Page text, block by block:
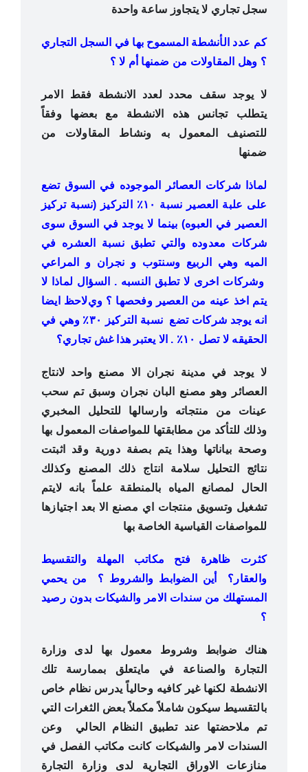
سجل تجاري لا يتجاوز ساعة واحدة
كم عدد الأنشطة المسموح بها في السجل التجاري
؟ وهل المقاولات من ضمنها أم لا ؟
لا يوجد سقف محدد لعدد الانشطة فقط الامر
يتطلب تجانس هذه الانشطة مع بعضها وفقاً
للتصنيف المعمول به ونشاط المقاولات من
ضمنها
لماذا شركات العصائر الموجوده في السوق تضع
على علبة العصير نسبة ١٠٪ التركيز (نسبة تركيز
العصير في العبوه) بينما لا يوجد في السوق سوى
شركات معدوده والتي تطبق نسبة العشره في
الميه وهي الربيع وسنتوب و نجران و المراعي
وشركات اخرى لا تطبق النسبه . السؤال لماذا لا
يتم اخذ عينه من العصير وفحصها ؟ ويﻻحظ ايضا
انه يوجد شركات تضع نسبة التركيز ٣٠٪ وهي في
الحقيقه لا تصل ١٠٪ . الا يعتبر هذا غش تجاري؟
لا يوجد في مدينة نجران الا مصنع واحد لانتاج
العصائر وهو مصنع البان نجران وسبق تم سحب
عينات من منتجاته وارسالها للتحليل المخبري
وذلك للتأكد من مطابقتها للمواصفات المعمول بها
وصحة بياناتها وهذا يتم بصفة دورية وقد اثبتت
نتائج التحليل سلامة انتاج ذلك المصنع وكذلك
الحال لمصانع المياه بالمنطقة علماً بانه لايتم
تشغيل وتسويق منتجات اي مصنع الا بعد اجتيازها
للمواصفات القياسية الخاصة بها
كثرت ظاهرة فتح مكاتب المهلة والتقسيط
والعقار؟ أين الضوابط والشروط ؟ من يحمي
المستهلك من سندات الامر والشيكات بدون رصيد
؟
هناك ضوابط وشروط معمول بها لدى وزارة
التجارة والصناعة في مايتعلق بممارسة تلك
الانشطة لكنها غير كافيه وحالياً يدرس نظام خاص
بالتقسيط سيكون شاملاً مكملاً بعض الثغرات التي
تم ملاحضتها عند تطبيق النظام الحالي وعن
السندات لامر والشيكات كانت مكاتب الفصل في
منازعات الاوراق التجارية لدى وزارة التجارة